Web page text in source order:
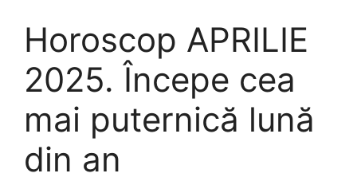
Horoscop APRILIE
2025. Începe cea
mai puternică lună
din an